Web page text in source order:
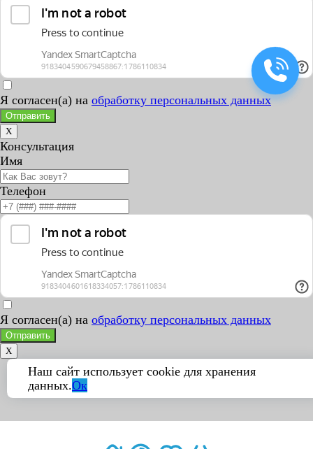
Я согласен(а) на обработку персональных данных
Отправить
X
Консультация
Имя
Телефон
Я согласен(а) на обработку персональных данных
Отправить
X
Наш сайт использует cookie для хранения
данных.Ок